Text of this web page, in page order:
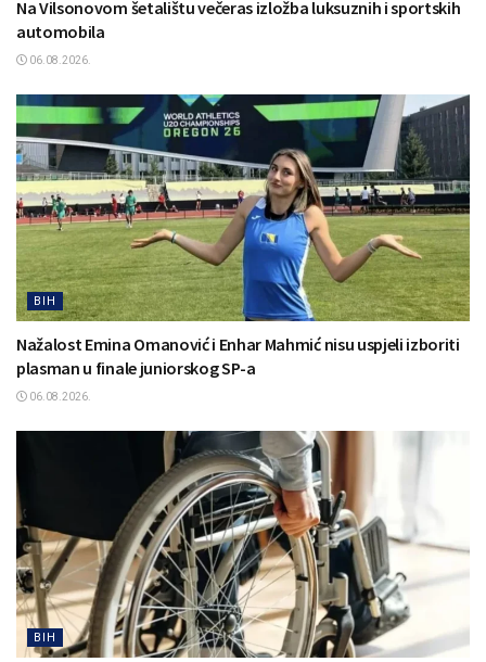
Na Vilsonovom šetalištu večeras izložba luksuznih i sportskih
automobila
06.08.2026.
BIH
Nažalost Emina Omanović i Enhar Mahmić nisu uspjeli izboriti
plasman u finale juniorskog SP-a
06.08.2026.
BIH